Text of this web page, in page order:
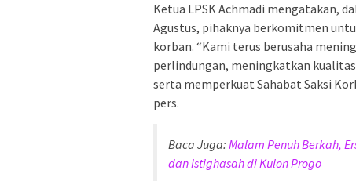
Ketua LPSK Achmadi mengatakan,
Agustus, pihaknya berkomitmen
korban. “Kami terus berusaha
perlindungan, meningkatkan
serta memperkuat Sahabat Saksi
pers.
Baca Juga: Malam Penuh Berkah,
dan Istighasah di Kulon Progo